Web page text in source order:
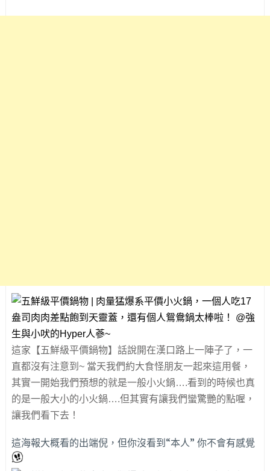
這家【五鮮級平價鍋物】話說開在漢口路上一陣子了，一
直都沒有注意到~ 當天我們約大食怪朋友一起來這用餐，
其實一開始我們預想的就是一般小火鍋….看到的時候也真
的是一般大小的小火鍋….但其實有讓我們蠻驚艷的點喔，
讓我們看下去！
這海報大概看的出端倪，但你沒看到“本人” 你不會有感覺